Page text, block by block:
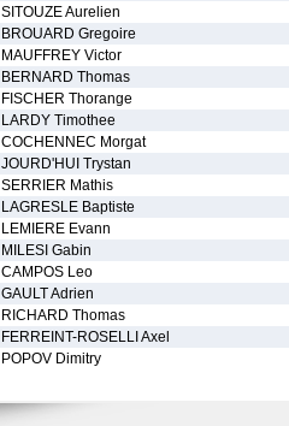
SITOUZE Aurelien
BROUARD Gregoire
MAUFFREY Victor
BERNARD Thomas
FISCHER Thorange
LARDY Timothee
COCHENNEC Morgat
JOURD'HUI Trystan
SERRIER Mathis
LAGRESLE Baptiste
LEMIERE Evann
MILESI Gabin
CAMPOS Leo
GAULT Adrien
RICHARD Thomas
FERREINT-ROSELLI Axel
POPOV Dimitry